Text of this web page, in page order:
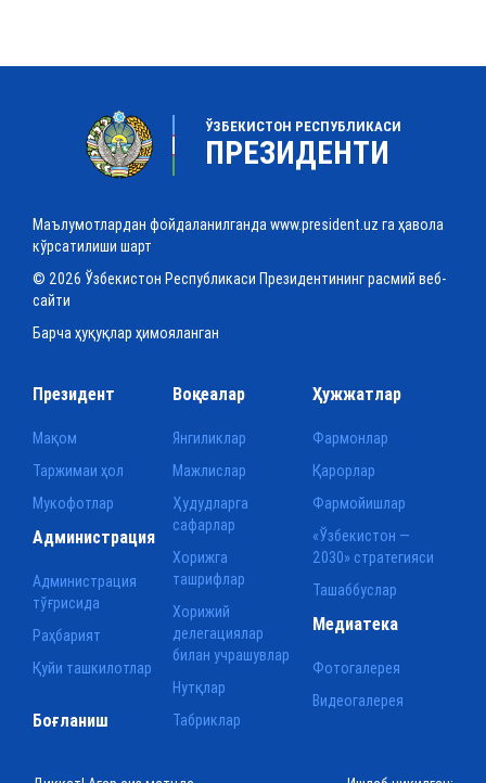
ЎЗБЕКИСТОН РЕСПУБЛИКАСИ
ПРЕЗИДЕНТИ
Маълумотлардан фойдаланилганда www.president.uz га ҳавола
кўрсатилиши шарт
© 2026 Ўзбекистон Республикаси Президентининг расмий веб-
сайти
Барча ҳуқуқлар ҳимояланган
Президент
Мақом
Таржимаи ҳол
Мукофотлар
Воқеалар
Янгиликлар
Мажлислар
Ҳудудларга
сафарлар
Хорижга
ташрифлар
Хорижий
делегациялар
билан учрашувлар
Нутқлар
Табриклар
Ҳужжатлар
Фармонлар
Қарорлар
Фармойишлар
«Ўзбекистон —
2030» стратегияси
Ташаббуслар
Администрация
Администрация
тўғрисида
Раҳбарият
Қуйи ташкилотлар
Медиатека
Фотогалерея
Видеогалерея
Боғланиш